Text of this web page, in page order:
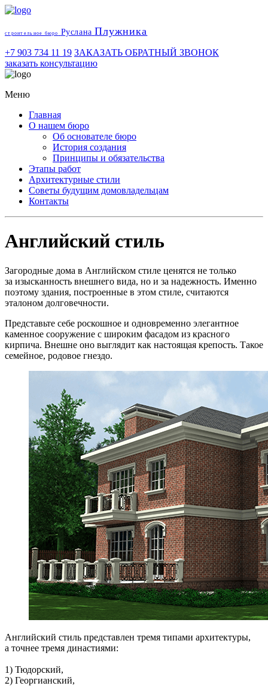
строительное бюро Руслана Плужника
+7 903 734 11 19 ЗАКАЗАТЬ ОБРАТНЫЙ ЗВОНОК
заказать консультацию
Меню
Главная
О нашем бюро
Об основателе бюро
История создания
Принципы и обязательства
Этапы работ
Архитектурные стили
Советы будущим домовладельцам
Контакты
Английский стиль
Загородные дома в Английском стиле ценятся не только
за изысканность внешнего вида, но и за надежность. Именно
поэтому здания, построенные в этом стиле, считаются
эталоном долговечности.
Представьте себе роскошное и одновременно элегантное
каменное сооружение с широким фасадом из красного
кирпича. Внешне оно выглядит как настоящая крепость. Такое
семейное, родовое гнездо.
Английский стиль представлен тремя типами архитектуры,
а точнее тремя династиями:
1) Тюдорский,
2) Георгианский,